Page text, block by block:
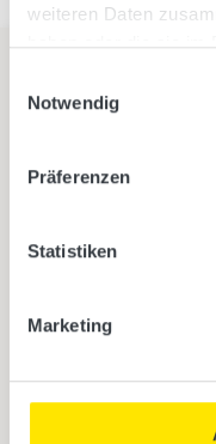
weiteren Daten
haben oder die sie im
Notwendig
Präferenzen
Statistiken
Marketing
Übersicht
Saunen
Aktuelle Kataloge
Firmensitz